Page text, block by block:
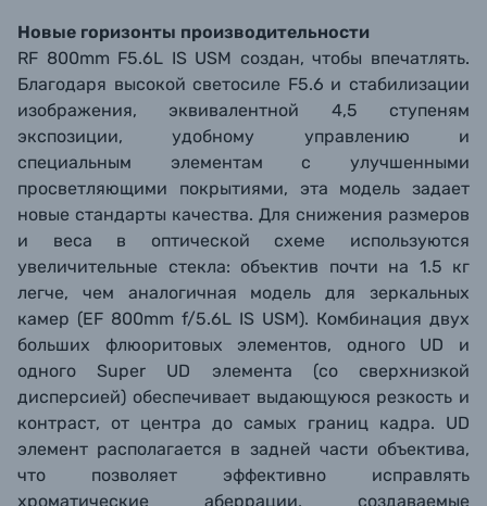
Новые горизонты производительности
RF 800mm F5.6L IS USM создан, чтобы впечатлять.
Благодаря высокой светосиле F5.6 и стабилизации
изображения, эквивалентной 4,5 ступеням
экспозиции, удобному управлению и
специальным элементам с улучшенными
просветляющими покрытиями, эта модель задает
новые стандарты качества. Для снижения размеров
и веса в оптической схеме используются
увеличительные стекла: объектив почти на 1.5 кг
легче, чем аналогичная модель для зеркальных
камер (EF 800mm f/5.6L IS USM). Комбинация двух
больших флюоритовых элементов, одного UD и
одного Super UD элемента (со сверхнизкой
дисперсией) обеспечивает выдающуюся резкость и
контраст, от центра до самых границ кадра. UD
элемент располагается в задней части объектива,
что позволяет эффективно исправлять
хроматические аберрации, создаваемые